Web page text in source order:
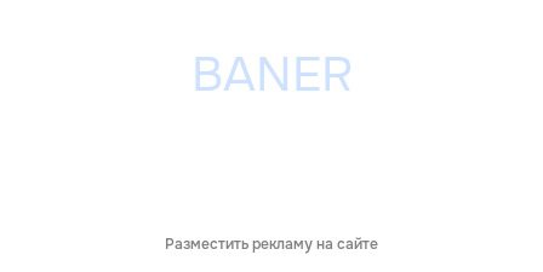
Разместить рекламу на сайте